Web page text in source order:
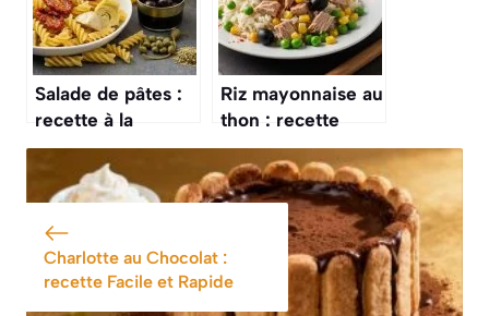
Salade de pâtes :
recette à la
vinaigrette d’huile
d’olive
Riz mayonnaise au
thon : recette
facile et
savoureuse
Charlotte au Chocolat :
recette Facile et Rapide